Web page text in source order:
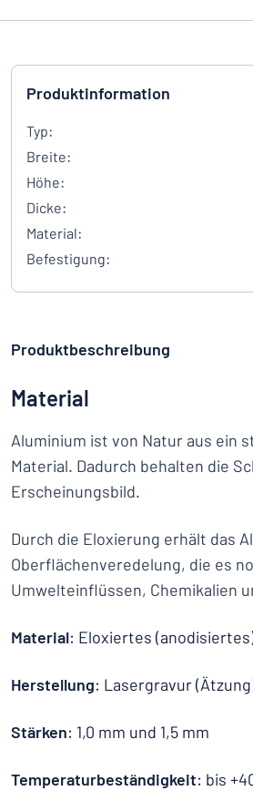
Produktinformation
Typ:
Breite:
Höhe:
Dicke:
Material:
Befestigung:
Produktbeschreibung
Material
Aluminium ist von Natur aus ein
Material. Dadurch behalten die
Erscheinungsbild.
Durch die Eloxierung erhält das
Oberflächenveredelung, die es
Umwelteinflüssen, Chemikalien
Material: Eloxiertes
Herstellung: Lasergravur
Stärken: 1,0 mm und 1,5 mm
Temperaturbeständigkeit: bis